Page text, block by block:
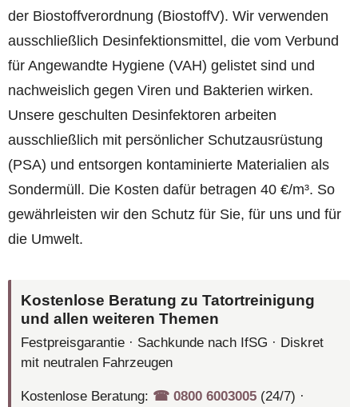
der Biostoffverordnung (BiostoffV). Wir verwenden
ausschließlich Desinfektionsmittel, die vom Verbund
für Angewandte Hygiene (VAH) gelistet sind und
nachweislich gegen Viren und Bakterien wirken.
Unsere geschulten Desinfektoren arbeiten
ausschließlich mit persönlicher Schutzausrüstung
(PSA) und entsorgen kontaminierte Materialien als
Sondermüll. Die Kosten dafür betragen 40 €/m³. So
gewährleisten wir den Schutz für Sie, für uns und für
die Umwelt.
Kostenlose Beratung zu Tatortreinigung
und allen weiteren Themen
Festpreisgarantie · Sachkunde nach IfSG · Diskret
mit neutralen Fahrzeugen
Kostenlose Beratung: ☎︎ 0800 6003005 (24/7) ·